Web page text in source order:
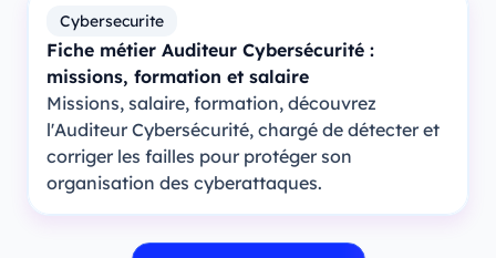
Cybersecurite
Fiche métier Auditeur Cybersécurité :
missions, formation et salaire
Missions, salaire, formation, découvrez
l'Auditeur Cybersécurité, chargé de détecter et
corriger les failles pour protéger son
organisation des cyberattaques.